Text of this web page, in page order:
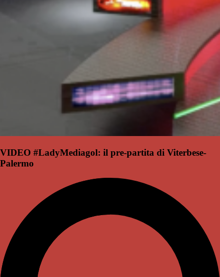
VIDEO #LadyMediagol: il pre-partita di Viterbese-
Palermo